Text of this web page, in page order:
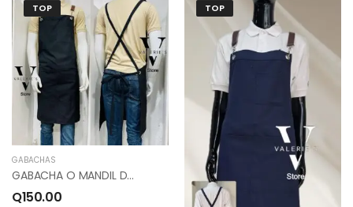
TOP
GABACHAS
GABACHA O MANDIL DE CINTA CRUZADA COLOR NEGRO.
Q150.00
TOP